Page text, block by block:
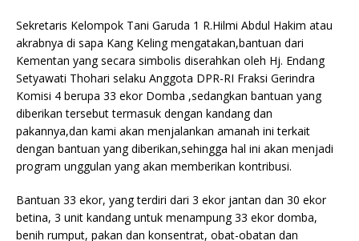
Sekretaris Kelompok Tani Garuda 1 R.Hilmi Abdul Hakim atau
akrabnya di sapa Kang Keling mengatakan,bantuan dari
Kementan yang secara simbolis diserahkan oleh Hj. Endang
Setyawati Thohari selaku Anggota DPR-RI Fraksi Gerindra
Komisi 4 berupa 33 ekor Domba ,sedangkan bantuan yang
diberikan tersebut termasuk dengan kandang dan
pakannya,dan kami akan menjalankan amanah ini terkait
dengan bantuan yang diberikan,sehingga hal ini akan menjadi
program unggulan yang akan memberikan kontribusi.
Bantuan 33 ekor, yang terdiri dari 3 ekor jantan dan 30 ekor
betina, 3 unit kandang untuk menampung 33 ekor domba,
benih rumput, pakan dan konsentrat, obat-obatan dan